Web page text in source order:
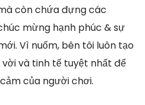
còn chứa đựng các
mừng hạnh phúc & sự
Vì nuốm, bên tôi luôn tạo
và tinh tế tuyệt nhất để
của người chơi.